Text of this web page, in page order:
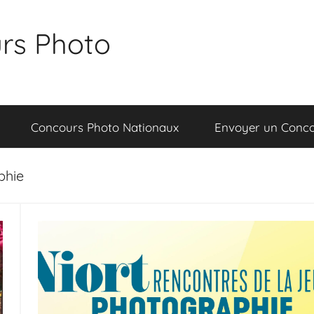
Photo
Concours Photo Nationaux Envoyer un